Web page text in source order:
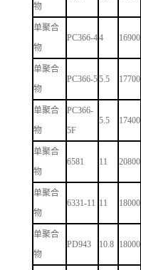
物
单聚合
物
PC366-44 16900
单聚合
物
PC366-55.5 17700
单聚合
物
PC366-
5F
5.5 17400
单聚合
物
6581 11 20800
单聚合
物
6331-11 11 18000
单聚合
物
PD943 10.8 18000